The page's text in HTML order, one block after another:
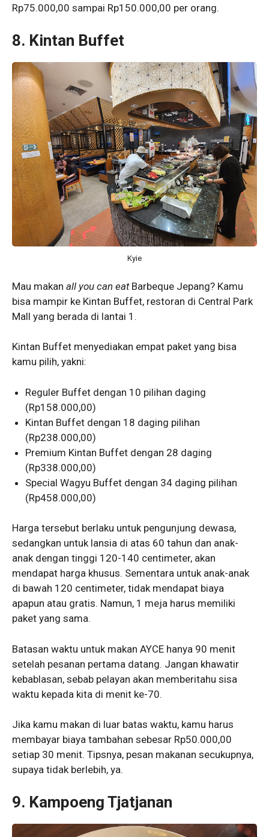
Rp75.000,00 sampai Rp150.000,00 per orang.
8. Kintan Buffet
Kyie
Mau makan all you can eatBarbeque Jepang? Kamu
bisa mampir ke Kintan Buffet, restoran di Central Park
Mall yang berada di lantai 1.
Kintan Buffet menyediakan empat paket yang bisa
kamu pilih, yakni:
Reguler Buffet dengan 10 pilihan daging
(Rp158.000,00)
Kintan Buffet dengan 18 daging pilihan
(Rp238.000,00)
Premium Kintan Buffet dengan 28 daging
(Rp338.000,00)
Special Wagyu Buffet dengan 34 daging pilihan
(Rp458.000,00)
Harga tersebut berlaku untuk pengunjung dewasa,
sedangkan untuk lansia di atas 60 tahun dan anak-
anak dengan tinggi 120-140 centimeter, akan
mendapat harga khusus. Sementara untuk anak-anak
di bawah 120 centimeter, tidak mendapat biaya
apapun atau gratis. Namun, 1 meja harus memiliki
paket yang sama.
Batasan waktu untuk makan AYCE hanya 90 menit
setelah pesanan pertama datang. Jangan khawatir
kebablasan, sebab pelayan akan memberitahu sisa
waktu kepada kita di menit ke-70.
Jika kamu makan di luar batas waktu, kamu harus
membayar biaya tambahan sebesar Rp50.000,00
setiap 30 menit. Tipsnya, pesan makanan secukupnya,
supaya tidak berlebih, ya.
9. Kampoeng Tjatjanan